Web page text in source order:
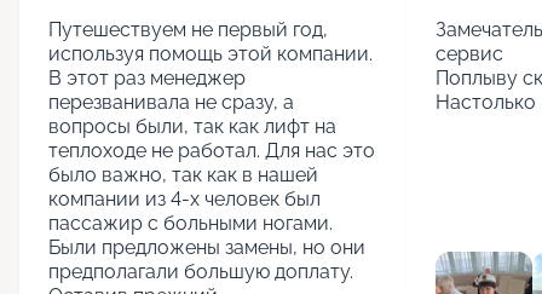
Путешествуем не первый год,
используя помощь этой компании.
В этот раз менеджер
перезванивала не сразу, а
вопросы были, так как лифт на
теплоходе не работал. Для нас это
было важно, так как в нашей
компании из 4-х человек был
пассажир с больными ногами.
Были предложены замены, но они
предполагали большую доплату.
сервис
Поплыву